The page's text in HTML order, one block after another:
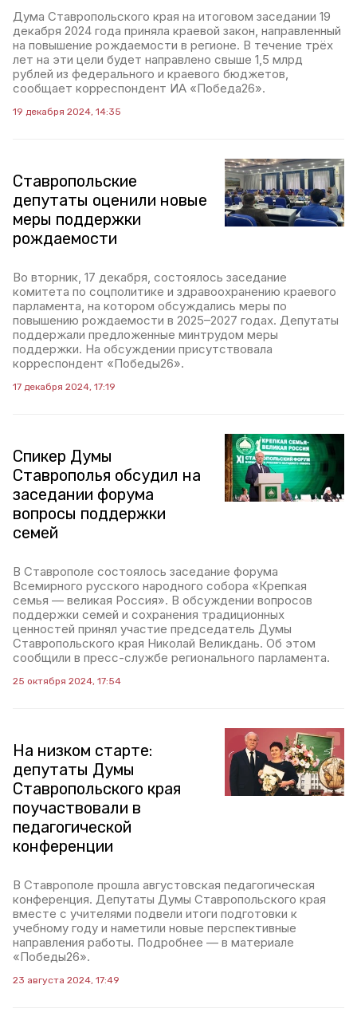
Дума Ставропольского края на итоговом заседании 19
декабря 2024 года приняла краевой закон, направленный
на повышение рождаемости в регионе. В течение трёх
лет на эти цели будет направлено свыше 1,5 млрд
рублей из федерального и краевого бюджетов,
сообщает корреспондент ИА «Победа26».
19 декабря 2024, 14:35
Ставропольские
депутаты оценили новые
меры поддержки
рождаемости
Во вторник, 17 декабря, состоялось заседание
комитета по соцполитике и здравоохранению краевого
парламента, на котором обсуждались меры по
повышению рождаемости в 2025–2027 годах. Депутаты
поддержали предложенные минтрудом меры
поддержки. На обсуждении присутствовала
корреспондент «Победы26».
17 декабря 2024, 17:19
Спикер Думы
Ставрополья обсудил на
заседании форума
вопросы поддержки
семей
В Ставрополе состоялось заседание форума
Всемирного русского народного собора «Крепкая
семья — великая Россия». В обсуждении вопросов
поддержки семей и сохранения традиционных
ценностей принял участие председатель Думы
Ставропольского края Николай Великдань. Об этом
сообщили в пресс-службе регионального парламента.
25 октября 2024, 17:54
На низком старте:
депутаты Думы
Ставропольского края
поучаствовали в
педагогической
конференции
В Ставрополе прошла августовская педагогическая
конференция. Депутаты Думы Ставропольского края
вместе с учителями подвели итоги подготовки к
учебному году и наметили новые перспективные
направления работы. Подробнее — в материале
«Победы26».
23 августа 2024, 17:49